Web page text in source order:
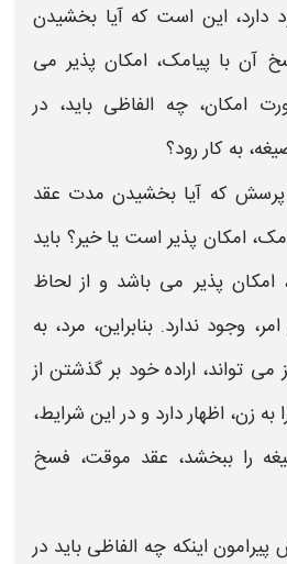
دارد، این است که آیا بخشیدن
آن با پیامک، امکان پذیر می
امکان، چه الفاظی باید، در
به کار رود؟
که آیا بخشیدن مدت عقد
امکان پذیر است یا خیر؟ باید
امکان پذیر می باشد و از لحاظ
وجود ندارد. بنابراین، مرد، به
تواند، اراده خود بر گذشتن از
به زن، اظهار دارد و در این شرایط،
را ببخشد، عقد موقت، فسخ
اینکه چه الفاظی باید در